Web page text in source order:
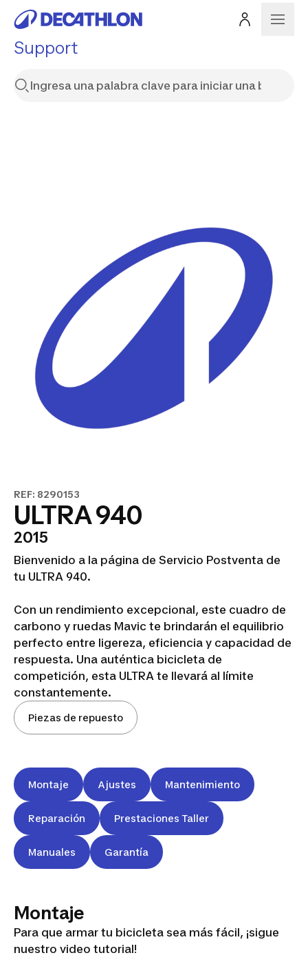
Support
REF: 8290153
ULTRA 940
2015
Bienvenido a la página de Servicio Postventa de
tu ULTRA 940.
Con un rendimiento excepcional, este cuadro de
carbono y ruedas Mavic te brindarán el equilibrio
perfecto entre ligereza, eficiencia y capacidad de
respuesta. Una auténtica bicicleta de
competición, esta ULTRA te llevará al límite
constantemente.
Piezas de repuesto
Montaje Ajustes Mantenimiento
Reparación Prestaciones Taller
Manuales Garantía
Montaje
Para que armar tu bicicleta sea más fácil, ¡sigue
nuestro video tutorial!